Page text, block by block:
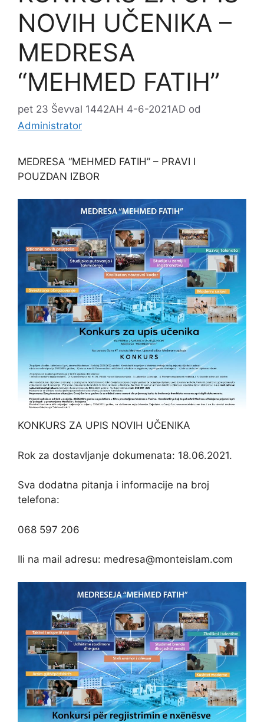
NOVIH UČENIKA –
MEDRESA
“MEHMED FATIH”
pet 23 Ševval 1442AH 4-6-2021AD od
Administrator
MEDRESA “MEHMED FATIH” – PRAVI I
POUZDAN IZBOR
KONKURS ZA UPIS NOVIH UČENIKA
Rok za dostavljanje dokumenata: 18.06.2021.
Sva dodatna pitanja i informacije na broj
telefona:
068 597 206
Ili na mail adresu: medresa@monteislam.com